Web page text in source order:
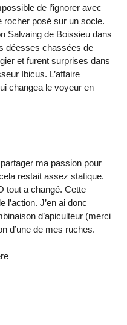
de l’ignorer avec
rocher posé sur un socle.
Salvaing de Boissieu dans
déesses chassées de
et furent surprises dans
Ibicus. L’affaire
changea le voyeur en
ma passion pour
restait assez statique.
tout a changé. Cette
J’en ai donc
d’apiculteur (merci
d’une de mes ruches.